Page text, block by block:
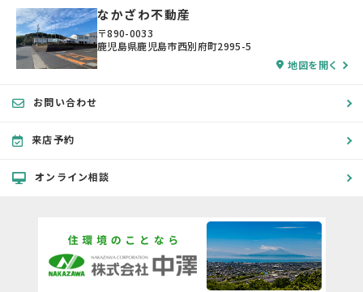
なかざわ不動産
〒890-0033
鹿児島県鹿児島市西別府町2995-5
地図を開く
お問い合わせ
来店予約
オンライン相談